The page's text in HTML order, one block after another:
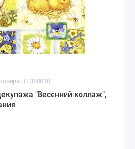
TF380010
"Весенний коллаж",